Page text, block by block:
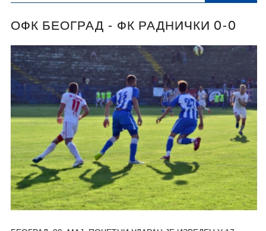
ОФК БЕОГРАД - ФК РАДНИЧКИ 0-0